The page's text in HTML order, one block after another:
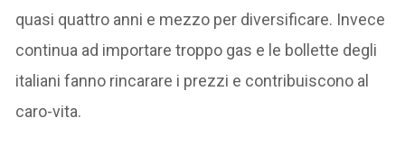
quasi quattro anni e mezzo per diversificare. Invece
continua ad importare troppo gas e le bollette degli
italiani fanno rincarare i prezzi e contribuiscono al
caro-vita.